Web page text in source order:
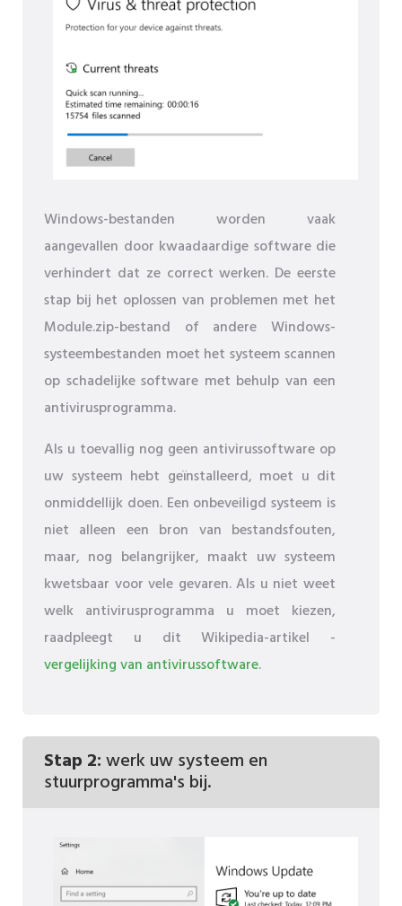
Windows-bestanden worden vaak
aangevallen door kwaadaardige software die
verhindert dat ze correct werken. De eerste
stap bij het oplossen van problemen met het
Module.zip-bestand of andere Windows-
systeembestanden moet het systeem scannen
op schadelijke software met behulp van een
antivirusprogramma.
Als u toevallig nog geen antivirussoftware op
uw systeem hebt geïnstalleerd, moet u dit
onmiddellijk doen. Een onbeveiligd systeem is
niet alleen een bron van bestandsfouten,
maar, nog belangrijker, maakt uw systeem
kwetsbaar voor vele gevaren. Als u niet weet
welk antivirusprogramma u moet kiezen,
raadpleegt u dit Wikipedia-artikel -
vergelijking van antivirussoftware.
Stap 2:werk uw systeem en
stuurprogramma's bij.